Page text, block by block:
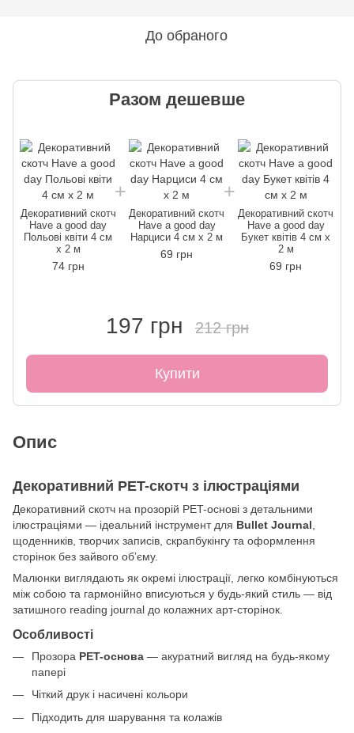
До обраного
Разом дешевше
Декоративний скотч
Have a good day
Польові квіти 4 см
x 2 м
74 грн
Декоративний скотч
Have a good day
Нарциси 4 см x 2 м
69 грн
Декоративний скотч
Have a good day
Букет квітів 4 см x
2 м
69 грн
197 грн 212 грн
Купити
Опис
Декоративний PET-скотч з ілюстраціями
Декоративний скотч на прозорій PET-основі з детальними
ілюстраціями — ідеальний інструмент для Bullet Journal
щоденників, творчих записів, скрапбукінгу та оформлення
сторінок без зайвого обʼєму.
Малюнки виглядають як окремі ілюстрації, легко комбінуються
між собою та гармонійно вписуються у будь-який стиль — від
затишного reading journal до колажних арт-сторінок.
Особливості
Прозора PET-основа — акуратний вигляд на будь-якому
папері
Чіткий друк і насичені кольори
Підходить для шарування та колажів